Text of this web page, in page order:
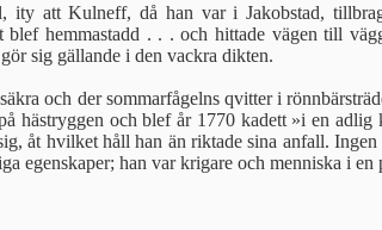
ity att Kulneff, då han var i Jakobstad,
hemmastadd . . . och hittade vägen till
sig gällande i den vackra dikten.
och der sommarfågelns qvitter i
hästryggen och blef år 1770 kadett »i en adlig
åt hvilket håll han än riktade sina anfall.
egenskaper; han var krigare och menniska i en